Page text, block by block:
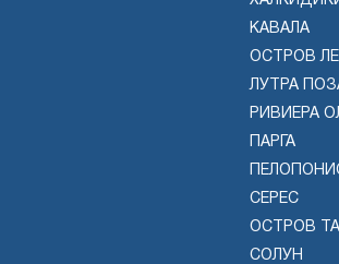
КАВАЛА
ОСТРОВ
ЛУТРА
РИВИЕРА
ПАРГА
СЕРЕС
ОСТРОВ
СОЛУН